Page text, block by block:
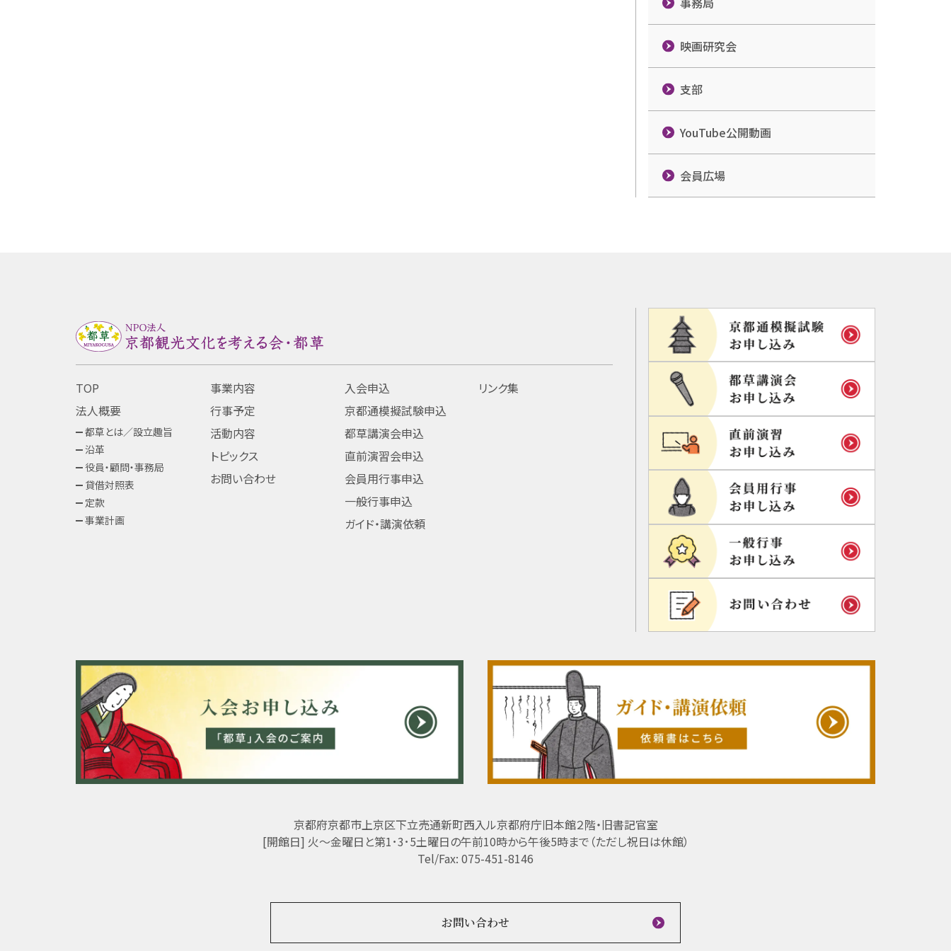
映画研究会
支部
YouTube公開動画
会員広場
TOP
法人概要
都草とは／設立趣旨
沿革
役員・顧問・事務局
貸借対照表
定款
事業計画
事業内容
行事予定
活動内容
トピックス
お問い合わせ
入会申込
京都通模擬試験申込
都草講演会申込
直前演習会申込
会員用行事申込
一般行事申込
ガイド・講演依頼
リンク集
京都府京都市上京区下立売通新町西入ル京都府庁旧本館２階・旧書記官室
[開館日] 火～金曜日と第1･3･5土曜日の午前10時から午後5時まで（ただし祝日は休館）
Tel/Fax: 075-451-8146
お問い合わせ